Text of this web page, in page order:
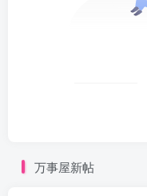
万事屋新帖